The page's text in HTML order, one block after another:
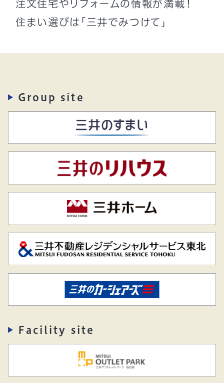
注文住宅やリフォームの情報が満載！
住まい選びは「三井でみつけて」
Group site
Facility site